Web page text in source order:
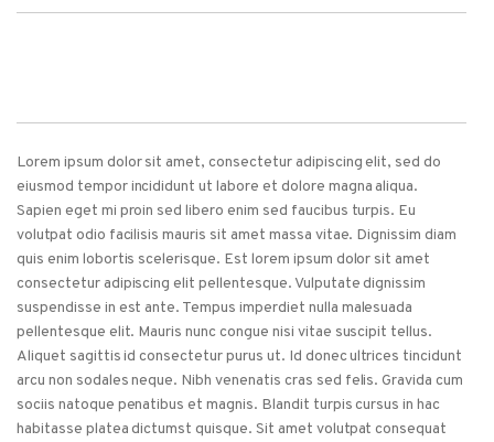
Lorem ipsum dolor sit amet, consectetur adipiscing elit, sed do
eiusmod tempor incididunt ut labore et dolore magna aliqua.
Sapien eget mi proin sed libero enim sed faucibus turpis. Eu
volutpat odio facilisis mauris sit amet massa vitae. Dignissim diam
quis enim lobortis scelerisque. Est lorem ipsum dolor sit amet
consectetur adipiscing elit pellentesque. Vulputate dignissim
suspendisse in est ante. Tempus imperdiet nulla malesuada
pellentesque elit. Mauris nunc congue nisi vitae suscipit tellus.
Aliquet sagittis id consectetur purus ut. Id donec ultrices tincidunt
arcu non sodales neque. Nibh venenatis cras sed felis. Gravida cum
sociis natoque penatibus et magnis. Blandit turpis cursus in hac
habitasse platea dictumst quisque. Sit amet volutpat consequat